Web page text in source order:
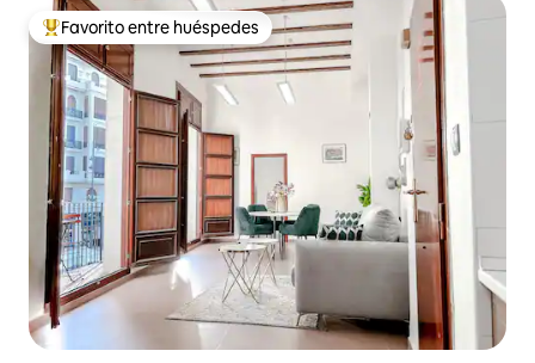
Favorito entre huéspedes preferido
Favorito entre huéspedes